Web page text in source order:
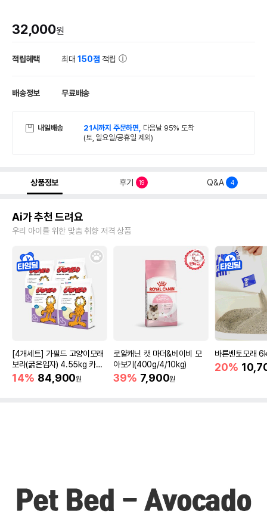
32,000원
적립혜택 최대150점 적립
배송정보 무료배송
내일배송 21시까지 주문하면, 다음날 95% 도착
(토, 일요일/공휴일 제외)
상품정보 후기 19 Q&A 4
Ai가 추천 드려요
우리 아이를 위한 맞춤 취향 저격 상품
[4개세트] 가필드 고양이모래
보라(굵은입자) 4.55kg 카사
바모래
14% 84,900원
로얄캐닌 캣 마더&베이비 모
아보기(400g/4/10kg)
39% 7,900원
바른벤토모래
20%